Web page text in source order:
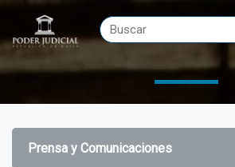
Prensa y Comunicaciones